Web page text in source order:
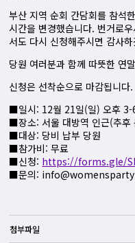
부산 지역 순회 간담회를 참석
시간을 변경했습니다. 번거로
서도 다시 신청해주시면 감사
당원 여러분과 함께 따뜻한 연
신청은 선착순으로 마감됩니다.
■일시: 12월 21일(일) 오후 3-
■장소: 서울 대방역 인근(추후
■대상: 당비 납부 당원
■참가비: 무료
■신청: https://forms.gle/
■문의:
첨부파일